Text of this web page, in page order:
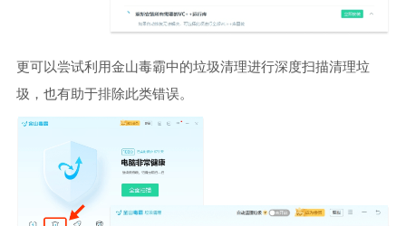
更可以尝试利用金山毒霸中的垃圾清理进行深度扫描清理垃
圾，也有助于排除此类错误。